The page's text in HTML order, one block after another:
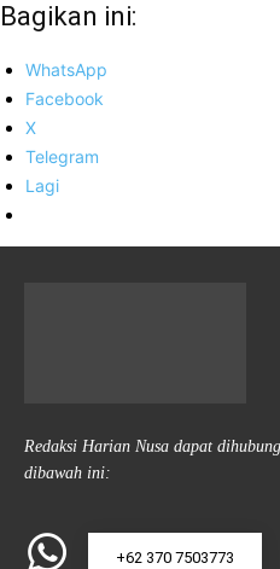
Bagikan ini:
WhatsApp
Facebook
X
Telegram
Lagi
Redaksi Harian Nusa dapat
dibawah ini:
+62 370 7503773